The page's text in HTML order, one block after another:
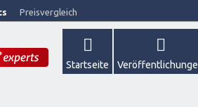
Preisvergleich
Startseite